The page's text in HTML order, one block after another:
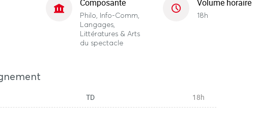
Composante
Philo, Info-Comm,
Langages,
Littératures & Arts
du spectacle
Volume horaire
18h
TD 18h